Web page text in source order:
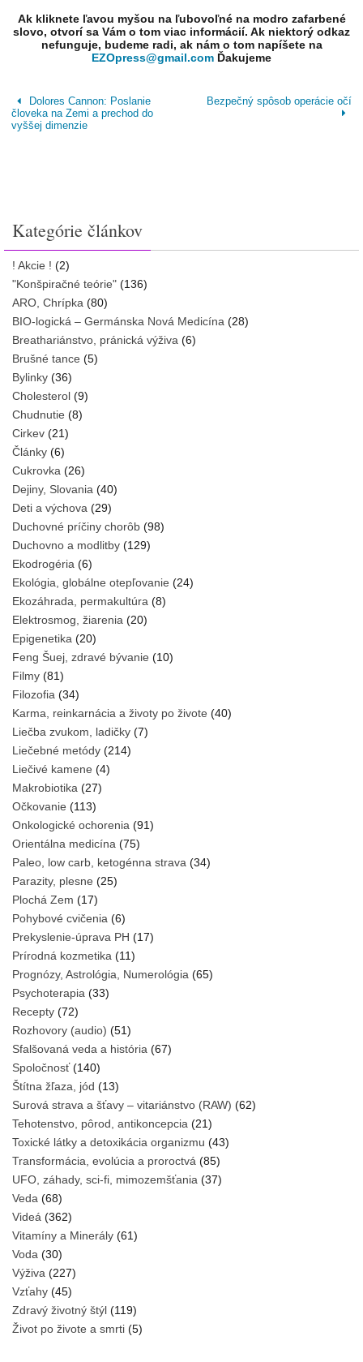
Ak kliknete ľavou myšou na ľubovoľné na modro zafarbené
slovo, otvorí sa Vám o tom viac informácií. Ak niektorý odkaz
nefunguje, budeme radi, ak nám o tom napíšete na
EZOpress@gmail.com Ďakujeme
Dolores Cannon: Poslanie
človeka na Zemi a prechod do
vyššej dimenzie
Bezpečný spôsob operácie očí
Kategórie článkov
! Akcie ! (2)
"Konšpiračné teórie" (136)
ARO, Chrípka (80)
BIO-logická – Germánska Nová Medicína (28)
Breathariánstvo, pránická výživa (6)
Brušné tance (5)
Bylinky (36)
Cholesterol (9)
Chudnutie (8)
Cirkev (21)
Články (6)
Cukrovka (26)
Dejiny, Slovania (40)
Deti a výchova (29)
Duchovné príčiny chorôb (98)
Duchovno a modlitby (129)
Ekodrogéria (6)
Ekológia, globálne otepľovanie (24)
Ekozáhrada, permakultúra (8)
Elektrosmog, žiarenia (20)
Epigenetika (20)
Feng Šuej, zdravé bývanie (10)
Filmy (81)
Filozofia (34)
Karma, reinkarnácia a životy po živote (40)
Liečba zvukom, ladičky (7)
Liečebné metódy (214)
Liečivé kamene (4)
Makrobiotika (27)
Očkovanie (113)
Onkologické ochorenia (91)
Orientálna medicína (75)
Paleo, low carb, ketogénna strava (34)
Parazity, plesne (25)
Plochá Zem (17)
Pohybové cvičenia (6)
Prekyslenie-úprava PH (17)
Prírodná kozmetika (11)
Prognózy, Astrológia, Numerológia (65)
Psychoterapia (33)
Recepty (72)
Rozhovory (audio) (51)
Sfalšovaná veda a história (67)
Spoločnosť(140)
Štítna žľaza, jód (13)
Surová strava a šťavy – vitariánstvo (RAW) (62)
Tehotenstvo, pôrod, antikoncepcia (21)
Toxické látky a detoxikácia organizmu (43)
Transformácia, evolúcia a proroctvá (85)
UFO, záhady, sci-fi, mimozemšťania (37)
Veda (68)
Videá (362)
Vitamíny a Minerály (61)
Voda (30)
Výživa (227)
Vzťahy (45)
Zdravý životný štýl (119)
Život po živote a smrti (5)